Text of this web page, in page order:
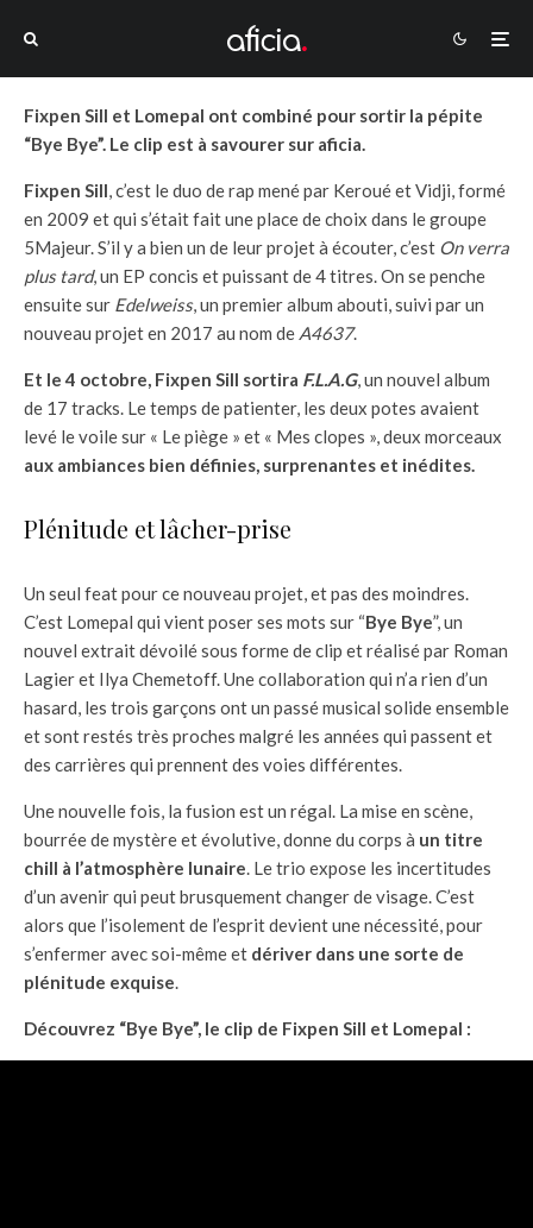
Fixpen Sill et Lomepal ont combiné pour sortir la pépite
“Bye Bye”. Le clip est à savourer sur aficia.
Fixpen Sill, c’est le duo de rap mené par Keroué et Vidji, formé
en 2009 et qui s’était fait une place de choix dans le groupe
5Majeur. S’il y a bien un de leur projet à écouter, c’est On verra
plus tard, un EP concis et puissant de 4 titres. On se penche
ensuite sur Edelweiss, un premier album abouti, suivi par un
nouveau projet en 2017 au nom de A4637.
Et le 4 octobre, Fixpen Sill sortira F.L.A.G, un nouvel album
de 17 tracks. Le temps de patienter, les deux potes avaient
levé le voile sur « Le piège » et « Mes clopes », deux morceaux
aux ambiances bien définies, surprenantes et inédites.
Plénitude et lâcher-prise
Un seul feat pour ce nouveau projet, et pas des moindres.
C’est Lomepal qui vient poser ses mots sur “Bye Bye”, un
nouvel extrait dévoilé sous forme de clip et réalisé par Roman
Lagier et Ilya Chemetoff. Une collaboration qui n’a rien d’un
hasard, les trois garçons ont un passé musical solide ensemble
et sont restés très proches malgré les années qui passent et
des carrières qui prennent des voies différentes.
Une nouvelle fois, la fusion est un régal. La mise en scène,
bourrée de mystère et évolutive, donne du corps à un titre
chill à l’atmosphère lunaire. Le trio expose les incertitudes
d’un avenir qui peut brusquement changer de visage. C’est
alors que l’isolement de l’esprit devient une nécessité, pour
s’enfermer avec soi-même et dériver dans une sorte de
plénitude exquise.
Découvrez “Bye Bye”, le clip de Fixpen Sill et Lomepal :